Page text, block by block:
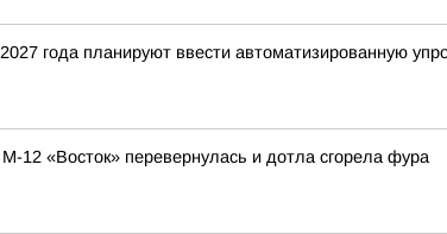
года планируют ввести автоматизированную
12 «Восток» перевернулась и дотла сгорела фура